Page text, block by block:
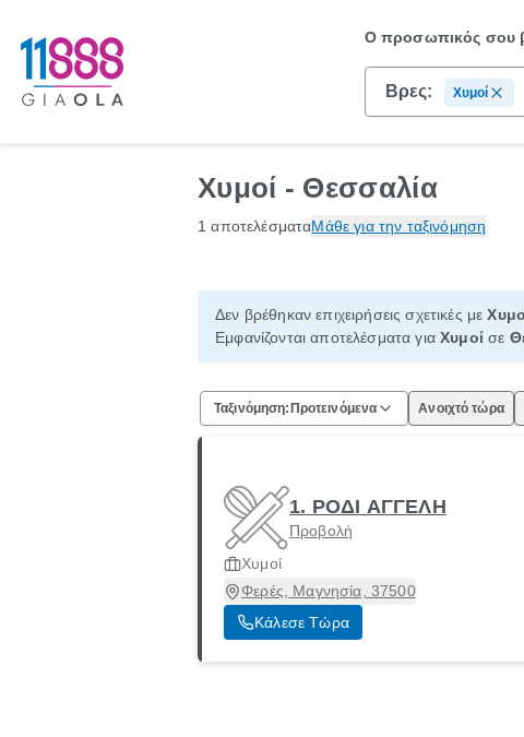
Ο προσωπικός σου
Βρες: Χυμοί
Χυμοί - Θεσσαλία
1 αποτελέσματαΜάθε για την ταξινόμηση
Δεν βρέθηκαν επιχειρήσεις σχετικές με
Εμφανίζονται αποτελέσματα γιαΧυμοίσε
Ταξινόμηση: Προτεινόμενα Ανοιχτό τώρα
1. ΡΟΔΙ ΑΓΓΕΛΗ
Προβολή
Χυμοί
Φερές, Μαγνησία, 37500
Κάλεσε Τώρα